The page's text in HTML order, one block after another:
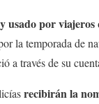
por viajeros
la temporada de
a través de su
recibirán la